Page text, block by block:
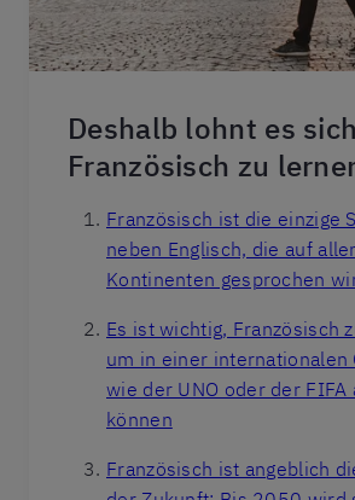
Deshalb lohnt es
Französisch zu
Französisch ist die einzige
neben Englisch, die auf
Kontinenten gesprochen
Es ist wichtig, Französisch
um in einer internationalen
wie der UNO oder der FIFA
können
Französisch ist angeblich